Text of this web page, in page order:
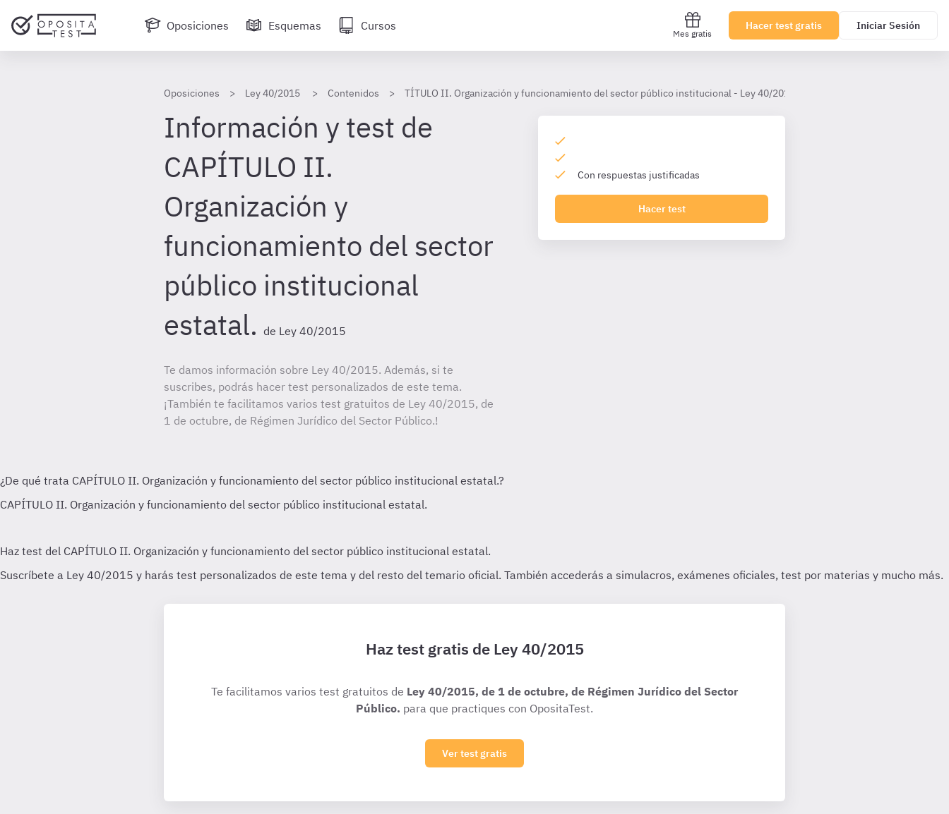
Oposiciones Esquemas Cursos
Mes gratis
Hacer test gratis Iniciar Sesión
Oposiciones Ley 40/2015 Contenidos TÍTULO II. Organización y funcionamiento del sector público institucional - Ley 40/2015
Información y test de
CAPÍTULO II.
Organización y
funcionamiento del sector
público institucional
estatal. de Ley 40/2015
Te damos información sobre Ley 40/2015. Además, si te
suscribes, podrás hacer test personalizados de este tema.
¡También te facilitamos varios test gratuitos de Ley 40/2015, de
1 de octubre, de Régimen Jurídico del Sector Público.!
Con respuestas justificadas
Hacer test
Haz test gratis de Ley 40/2015
Te facilitamos varios test gratuitos de Ley 40/2015, de 1 de octubre, de Régimen Jurídico del Sector
Público. para que practiques con OpositaTest.
Ver test gratis